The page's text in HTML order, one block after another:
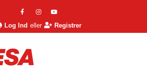
Log Ind eller Registrer